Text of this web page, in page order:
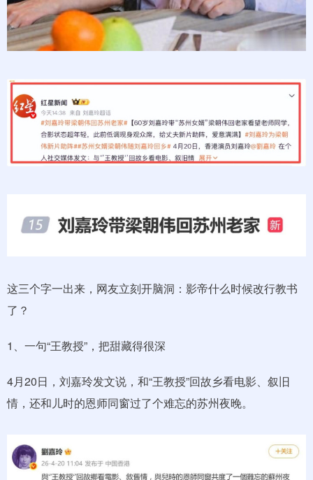
这三个字一出来，网友立刻开脑洞：影帝什么时候改行教书
了？
1、一句“王教授”，把甜藏得很深
4月20日，刘嘉玲发文说，和“王教授”回故乡看电影、叙旧
情，还和儿时的恩师同窗过了个难忘的苏州夜晚。